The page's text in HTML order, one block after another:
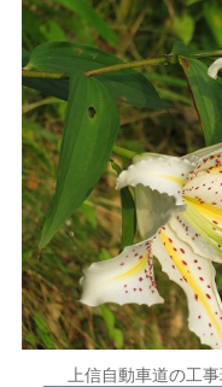
上信自動車道の工